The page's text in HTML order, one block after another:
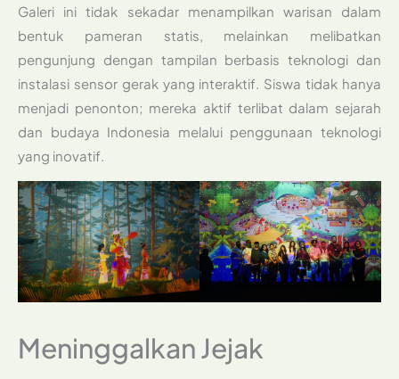
Galeri ini tidak sekadar menampilkan warisan dalam
bentuk pameran statis, melainkan melibatkan
pengunjung dengan tampilan berbasis teknologi dan
instalasi sensor gerak yang interaktif. Siswa tidak hanya
menjadi penonton; mereka aktif terlibat dalam sejarah
dan budaya Indonesia melalui penggunaan teknologi
yang inovatif.
Meninggalkan Jejak